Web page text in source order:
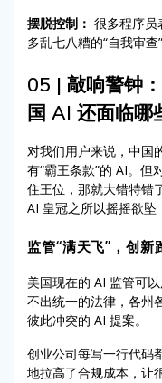
摆脱控制： 很多程序员
多乱七八糟的“自我审
05 | 敲响警钟
国 AI 还面临哪
对我们用户来说，中国
有“霸王条款”的 AI。但
住王位，那就大错特错
AI 皇冠之所以摇摇欲坠
监管“满天飞”，创新
美国现在的 AI 监管可
不出统一的法律，各州
彼此冲突的 AI 提案。
创业公司每写一行代码
地拉高了合规成本，让